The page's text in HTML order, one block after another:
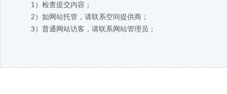
1）检查提交内容；
2）如网站托管，请联系空间提供商；
3）普通网站访客，请联系网站管理员；